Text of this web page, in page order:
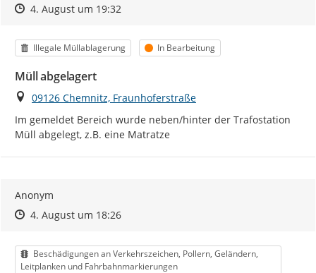
Zeitpunkt des Erstellens
Zeitpunkt des Erstellens
4. August um 19:32Zur Äußerung
Kategorie
Illegale Müllablagerung Status
In Bearbeitung
Müll abgelagert
Ort
09126 Chemnitz, Fraunhoferstraße
Im gemeldet Bereich wurde neben/hinter der Trafostation
Müll abgelegt, z.B. eine Matratze
Anonym
Zeitpunkt des Erstellens
Zeitpunkt des Erstellens
4. August um 18:26Zur Äußerung
Kategorie
Beschädigungen an Verkehrszeichen, Pollern, Geländern,
Leitplanken und Fahrbahnmarkierungen